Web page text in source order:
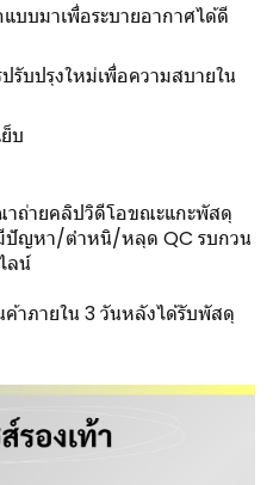
บมาเพื่อระบายอากาศได้ดี
รับปรุงใหม่เพื่อความสบายใน
บ
าถ่ายคลิปวิดีโอขณะแกะพัสดุ
ปัญหา/ตำหนิ/หลุด QC รบกวน
ลน์
าภายใน 3 วันหลังได้รับพัสดุ